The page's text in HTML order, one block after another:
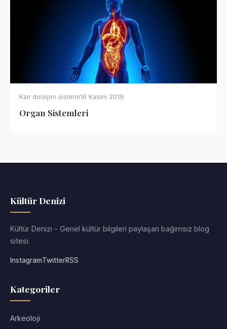
Kan dolaşım sistemi16 Kasım 2019
Organ Sistemleri
Kültür Denizi
Kültür Denizi - Genel kültür bilgileri paylaşan bağımsız blog
sitesi.
InstagramTwitterRSS
Kategoriler
Arkeoloji